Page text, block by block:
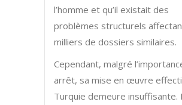
l’homme et qu’il existait des
problèmes structurels
milliers de dossiers similaires.
Cependant, malgré
arrêt, sa mise en œuvre
Turquie demeure insuffisante.